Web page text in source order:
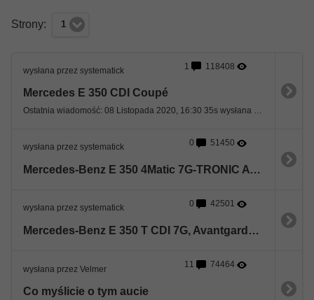
Strony: 1
wysłana przez systematick 1 118408
Mercedes E 350 CDI Coupé
wysłana przez systematick 0 51450
Mercedes-Benz E 350 4Matic 7G-TRONIC Avantgarde
wysłana przez systematick 0 42501
Mercedes-Benz E 350 T CDI 7G, Avantgarde, AHK, 1.Hd. DB-Scheck
wysłana przez Velmer 11 74464
Co myślicie o tym aucie